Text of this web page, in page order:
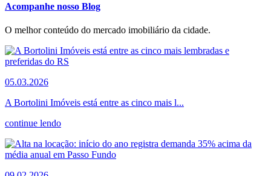
Acompanhe nosso Blog
O melhor conteúdo do mercado imobiliário da cidade.
05.03.2026
A Bortolini Imóveis está entre as cinco mais l...
continue lendo